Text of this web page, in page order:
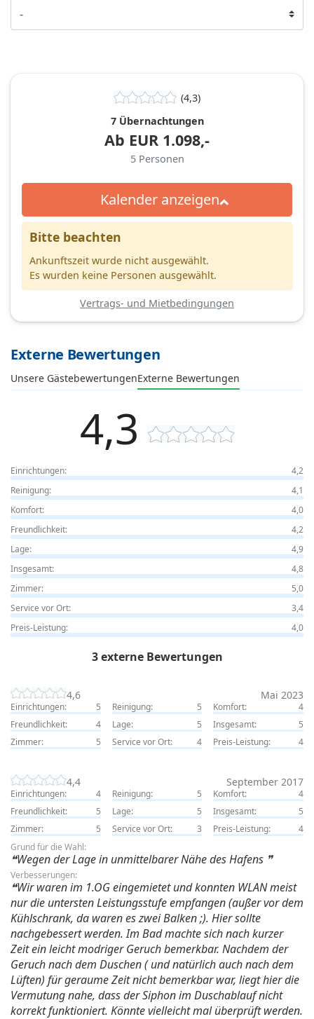
(4,3)
7 Übernachtungen
Ab EUR 1.098,-
5 Personen
Kalender anzeigen
Bitte beachten
Ankunftszeit wurde nicht ausgewählt.
Es wurden keine Personen ausgewählt.
Vertrags- und Mietbedingungen
Externe Bewertungen
Unsere GästebewertungenExterne Bewertungen
4,3
Einrichtungen:
4,2
Reinigung:
4,1
Komfort:
4,0
Freundlichkeit:
4,2
Lage:
4,9
Insgesamt:
4,8
Zimmer:
5,0
Service vor Ort:
3,4
Preis-Leistung:
4,0
3 externe Bewertungen
4,6 Mai 2023
Einrichtungen: 5 Reinigung: 5 Komfort:
4
Freundlichkeit:
4 Lage: 5 Insgesamt:
5
Zimmer:
5 Service vor Ort: 4 Preis-Leistung: 4
4,4 September 2017
Einrichtungen: 4 Reinigung: 5 Komfort:
4
Freundlichkeit:
5 Lage: 5 Insgesamt:
5
Zimmer:
5 Service vor Ort: 3 Preis-Leistung:
4
Grund für die Wahl:
Wegen der Lage in unmittelbarer Nähe des Hafens
Verbesserungen:
Wir waren im 1.OG eingemietet und konnten WLAN meist
nur die untersten Leistungsstufe empfangen (außer vor dem
Kühlschrank, da waren es zwei Balken ;). Hier sollte
nachgebessert werden. Im Bad machte sich nach kurzer
Zeit ein leicht modriger Geruch bemerkbar. Nachdem der
Geruch nach dem Duschen ( und natürlich auch nach dem
Lüften) für geraume Zeit nicht bemerkbar war, liegt hier die
Vermutung nahe, dass der Siphon im Duschablauf nicht
korrekt funktioniert. Könnte vielleicht mal überprüft werden.